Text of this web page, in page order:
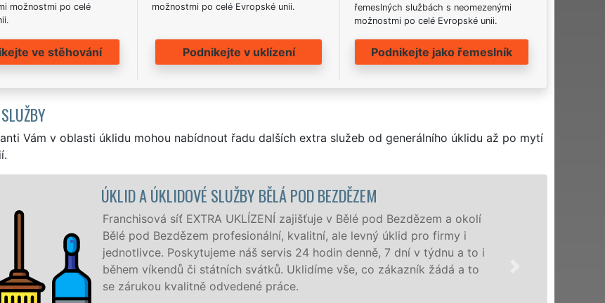
možnostmi po celé
ve stěhování
možnostmi po celé Evropské unii.
Podnikejte v uklízení
řemeslných službách s neomezenými
možnostmi po celé Evropské unii.
Podnikejte jako řemeslník
Vám v oblasti úklidu mohou nabídnout řadu dalších extra služeb od generálního úklidu až po mytí
a okolí
firmy i
a to i
a to
ÚKLIDOVÁ SLUŽBA A ČINNOSTI BĚLÁ POD BEZDĚZEM
Naše společnost EXTRA UKLÍZENÍ poskytuje v Bělé pod
veškeré profesionální úklidové služby NON-STOP. Levné
služby nabízíme pro všechny obchodní společnosti,
domácnosti v celém Středočeském kraji s jistotou čistoty.